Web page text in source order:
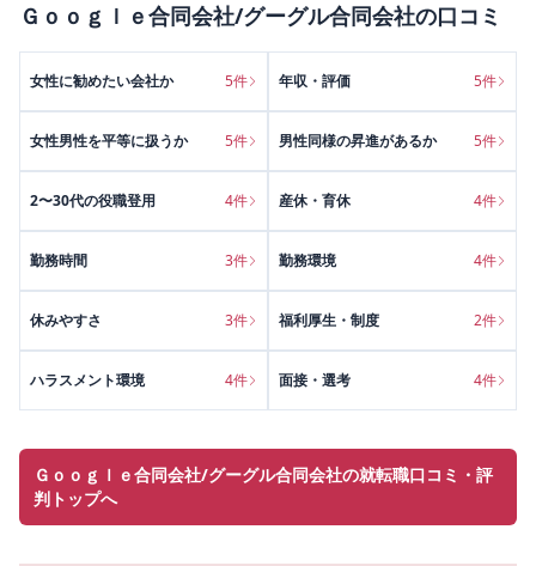
Ｇｏｏｇｌｅ合同会社/グーグル合同会社の口コミ
女性に勧めたい会社か 5件 年収・評価 5件
女性男性を平等に扱うか 5件 男性同様の昇進があるか 5件
2〜30代の役職登用 4件 産休・育休 4件
勤務時間 3件 勤務環境 4件
休みやすさ 3件 福利厚生・制度 2件
ハラスメント環境 4件 面接・選考 4件
Ｇｏｏｇｌｅ合同会社/グーグル合同会社の就転職口コミ・評
判トップへ